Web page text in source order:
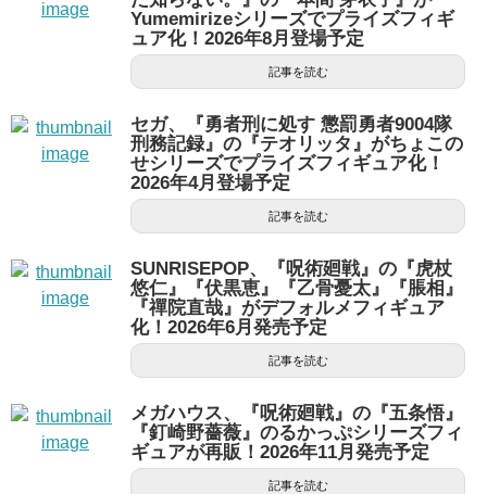
Yumemirizeシリーズでプライズフィギ
ュア化！2026年8月登場予定
記事を読む
セガ、『勇者刑に処す 懲罰勇者9004隊
刑務記録』の『テオリッタ』がちょこの
せシリーズでプライズフィギュア化！
2026年4月登場予定
記事を読む
SUNRISEPOP、『呪術廻戦』の『虎杖
悠仁』『伏黒恵』『乙骨憂太』『脹相』
『禪院直哉』がデフォルメフィギュア
化！2026年6月発売予定
記事を読む
メガハウス、『呪術廻戦』の『五条悟』
『釘崎野薔薇』のるかっぷシリーズフィ
ギュアが再販！2026年11月発売予定
記事を読む